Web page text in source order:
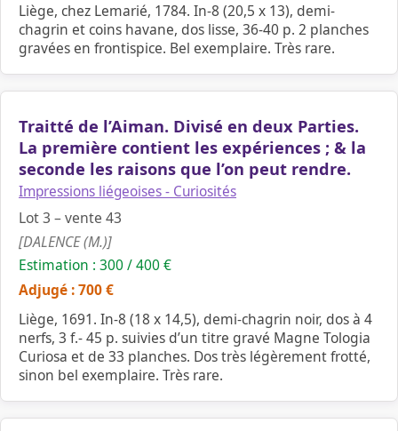
Liège, chez Lemarié, 1784. In-8 (20,5 x 13), demi-
chagrin et coins havane, dos lisse, 36-40 p. 2 planches
gravées en frontispice. Bel exemplaire. Très rare.
Traitté de l’Aiman. Divisé en deux Parties.
La première contient les expériences ; & la
seconde les raisons que l’on peut rendre.
Impressions liégeoises - Curiosités
Lot 3 – vente 43
[DALENCE (M.)]
Estimation : 300 / 400 €
Adjugé : 700 €
Liège, 1691. In-8 (18 x 14,5), demi-chagrin noir, dos à 4
nerfs, 3 f.- 45 p. suivies d’un titre gravé Magne Tologia
Curiosa et de 33 planches. Dos très légèrement frotté,
sinon bel exemplaire. Très rare.